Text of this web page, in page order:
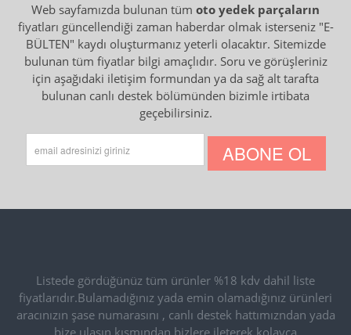
Web sayfamızda bulunan tüm oto yedek parçaların
fiyatları güncellendiği zaman haberdar olmak isterseniz "E-
BÜLTEN" kaydı oluşturmanız yeterli olacaktır. Sitemizde
bulunan tüm fiyatlar bilgi amaçlıdır. Soru ve görüşleriniz
için aşağıdaki iletişim formundan ya da sağ alt tarafta
bulunan canlı destek bölümünden bizimle irtibata
geçebilirsiniz.
ABONE OL
Listede gördüğünüz tüm ürünler %18 kdv dahil liste
fiyatlarıdır.Bulamadığınız yada emin olamadığınız ürünleri
aracınızın şase numarasını , canlı destek hattımızndan yada
bize ulaşın kısmından bizlere ileterek kolayca